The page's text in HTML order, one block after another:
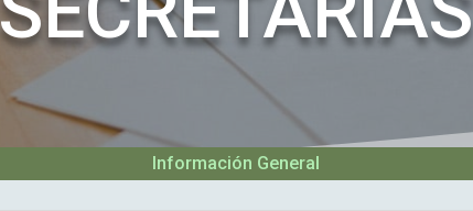
Información General